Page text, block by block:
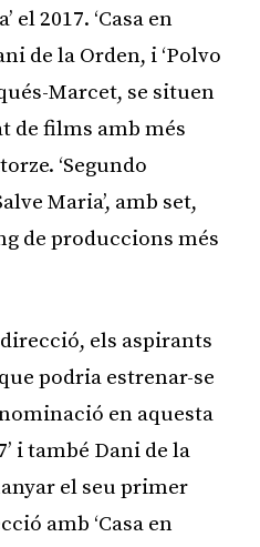
el 2017. ‘Casa en
de la Orden, i ‘Polvo
Marcet, se situen
de films amb més
‘Segundo
Maria’, amb set,
de produccions més
els aspirants
podria estrenar-se
en aquesta
i també Dani de la
el seu primer
amb ‘Casa en